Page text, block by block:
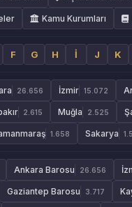
Kamu Kurumları
F G H İ J K
26.656 İzmir 15.072
2.615 Muğla 2.525
1.658 Sakarya
Ankara Barosu 26.656
Gaziantep Barosu 3.717